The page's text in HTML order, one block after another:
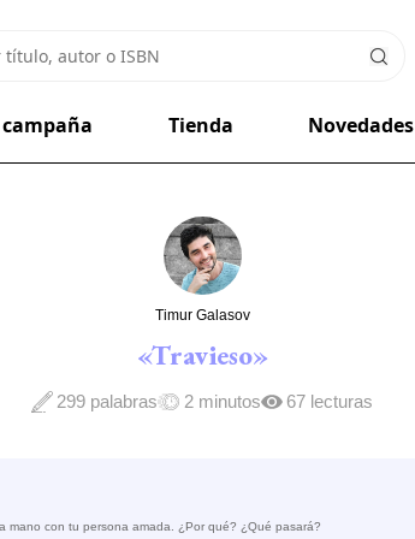
Tienda Novedades
Timur Galasov
«Travieso»
299 palabras 2 minutos 67 lecturas
mano con tu persona amada. ¿Por qué? ¿Qué pasará?